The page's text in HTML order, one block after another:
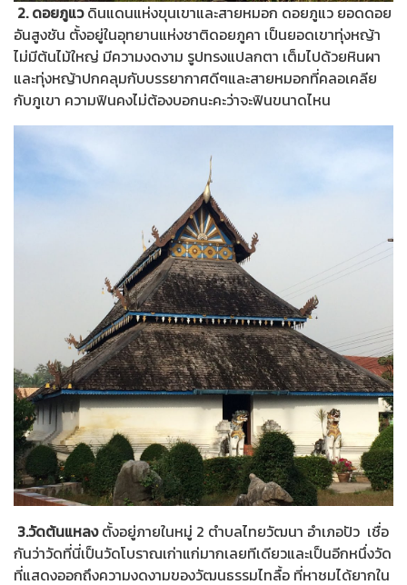
2. ดอยภูแวดินแดนแห่งขุนเขาและสายหมอก ดอยภูแว ยอดดอย
อันสูงชัน ตั้งอยู่ในอุทยานแห่งชาติดอยภูคา เป็นยอดเขาทุ่งหญ้า
ไม่มีต้นไม้ใหญ่ มีความงดงาม รูปทรงแปลกตา เต็มไปด้วยหินผา
และทุ่งหญ้าปกคลุมกับบรรยากาศดีๆและสายหมอกที่คลอเคลีย
กับภูเขา ความฟินคงไม่ต้องบอกนะคะว่าจะฟินขนาดไหน
3.วัดต้นแหลงตั้งอยู่ภายในหมู่ 2 ตำบลไทยวัฒนา อำเภอปัว เชื่อ
กันว่าวัดที่นี่เป็นวัดโบราณเก่าแก่มากเลยทีเดียวและเป็นอีกหนึ่งวัด
ที่แสดงออกถึงความงดงามของวัฒนธรรมไทลื้อ ที่หาชมได้ยากใน